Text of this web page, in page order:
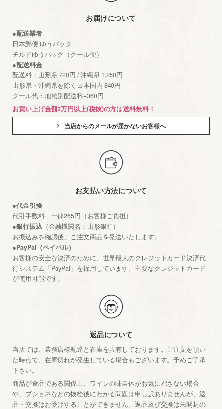
お届けについて
●配送業者
日本郵便 ゆうパック
チルドゆうパック（クール便）
●配送料金
配送料：山形県 720円 / 沖縄県 1,250円
山形県・沖縄県を除く日本国内 840円
クール代：地域別配送料+360円
お買い上げ金額2万円以上(税抜)の方は送料無料！
当店からのメールが届かないお客様へ
お支払い方法について
●代金引換
代引手数料 一律265円（お客様ご負担）
●銀行振込 （金融機関名：山形銀行）
お振込みを確認後、ご注文商品を発送いたします。
●PayPal（ペイパル）
お客様の安全な決済のために、世界最大のクレジットカード決済代
行システム「PayPal」を採用しています。主要なクレジットカード
が使用可能です。
返品について
当店では、業務店様配達と在庫を共有しております。ご注文を頂い
た時点で、在庫切れが発生している場合もございます。予めご了承
下さい。
商品が食品である関係上、ワインの味自体がお気に召さない場合
や、ブショネなどの抜栓後にわかる問題は申し訳ありませんが、返
品・交換はお受けすることができません。返品及び交換は未開封の